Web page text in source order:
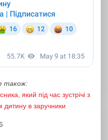
також:
який під час зустрічі з
дитину в заручники